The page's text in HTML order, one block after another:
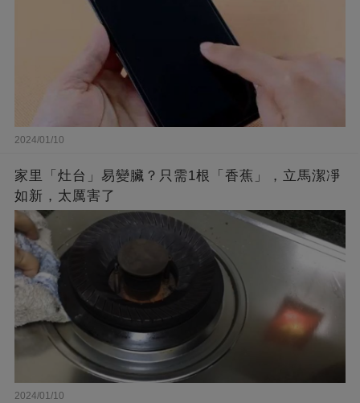
2024/01/10
家里「灶台」易變臟？只需1根「香蕉」，立馬潔凈
如新，太厲害了
2024/01/10